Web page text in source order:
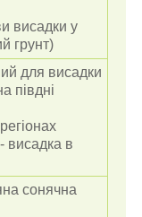
висадки у
грунт)
для висадки
півдні
висадка в
сонячна